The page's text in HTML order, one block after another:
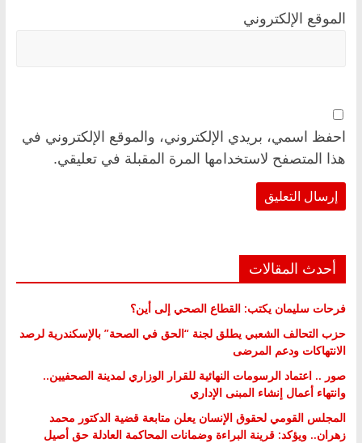
الموقع الإلكتروني
احفظ اسمي، بريدي الإلكتروني، والموقع الإلكتروني في
هذا المتصفح لاستخدامها المرة المقبلة في تعليقي.
أحدث المقالات
فرحات سليمان يكتب: القطاع الصحي إلى أين؟
حزب التحالف الشعبي يطلق لجنة “الحق في الصحة” بالإسكندرية لرصد
الانتهاكات ودعم المرضى
صور .. اعتماد الرسومات النهائية للقرار الوزاري لمدينة الصحفيين..
وانتهاء أعمال إنشاء المبنى الإداري
المجلس القومي لحقوق الإنسان يعلن متابعة قضية الدكتور محمد
زهران.. ويؤكد: قرينة البراءة وضمانات المحاكمة العادلة حق أصيل